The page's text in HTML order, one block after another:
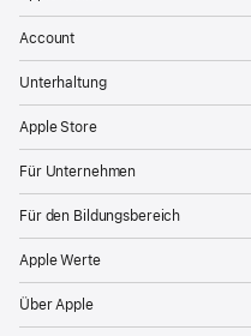
Account
Unterhaltung
Apple Store
Für Unternehmen
Für den Bildungsbereich
Apple Werte
Über Apple